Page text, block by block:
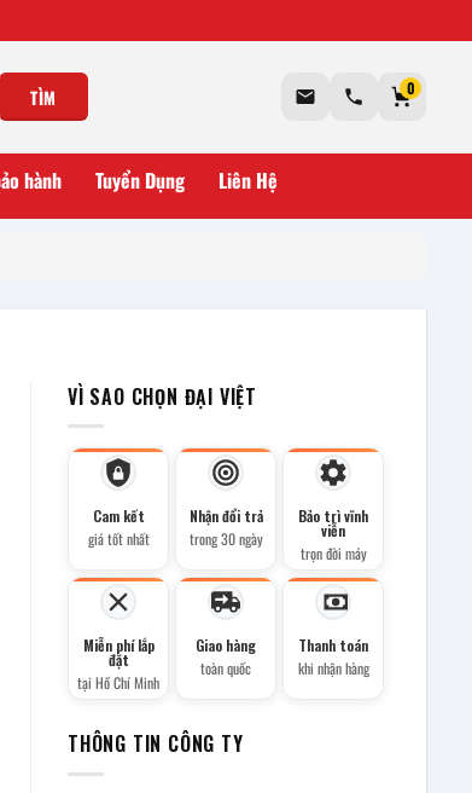
TÌM 0
hành Tuyển Dụng Liên Hệ
VÌ SAO CHỌN ĐẠI VIỆT
Cam kết
giá tốt nhất
Nhận đổi trả
trong 30 ngày
Bảo trì vĩnh
viễn
trọn đời máy
Miễn phí lắp
đặt
tại Hồ Chí Minh
Giao hàng
toàn quốc
Thanh toán
khi nhận hàng
THÔNG TIN CÔNG TY